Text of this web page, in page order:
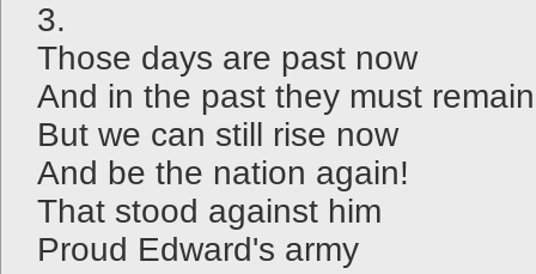
3.
Those days are past now
And in the past they must remain
But we can still rise now
And be the nation again!
That stood against him
Proud Edward's army